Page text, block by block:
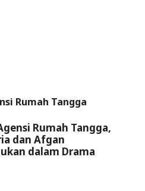
Rumah Tangga
Rumah Tangga,
dan Afgan
dalam Drama